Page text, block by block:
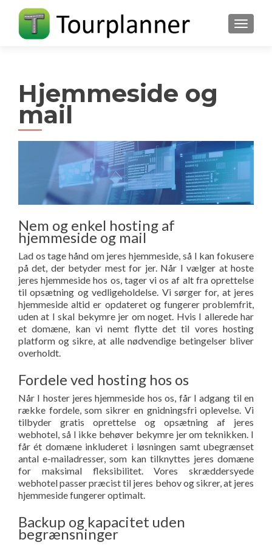
FLIP
Hjemmeside og
mail
Nem og enkel hosting af
hjemmeside og mail
Lad os tage hånd om jeres hjemmeside, så I kan fokusere
på det, der betyder mest for jer. Når I vælger at hoste
jeres hjemmeside hos os, tager vi os af alt fra oprettelse
til opsætning og vedligeholdelse. Vi sørger for, at jeres
hjemmeside altid er opdateret og fungerer problemfrit,
uden at I skal bekymre jer om noget. Hvis I allerede har
et domæne, kan vi nemt flytte det til vores hosting
platform og sikre, at alle nødvendige betingelser bliver
overholdt.
Fordele ved hosting hos os
Når I hoster jeres hjemmeside hos os, får I adgang til en
række fordele, som sikrer en gnidningsfri oplevelse. Vi
tilbyder gratis oprettelse og opsætning af jeres
webhotel, så I ikke behøver bekymre jer om teknikken. I
får ét domæne inkluderet i løsningen samt ubegrænset
antal e-mailadresser, som kan tilknyttes jeres domæne
for maksimal fleksibilitet. Vores skræddersyede
webhotel passer præcist til jeres behov og sikrer, at jeres
hjemmeside fungerer optimalt.
Backup og kapacitet uden
begrænsninger